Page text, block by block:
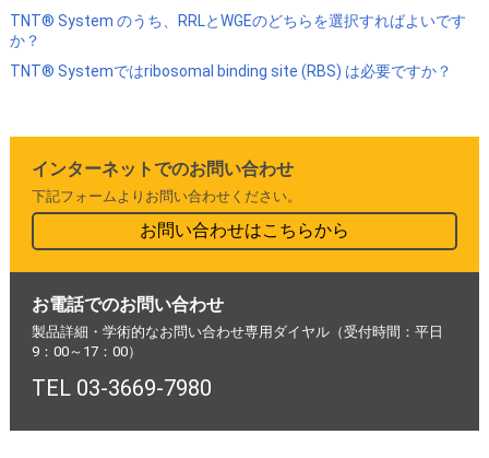
TNT® System のうち、RRLとWGEのどちらを選択すればよいです
か？
TNT® Systemではribosomal binding site (RBS) は必要ですか？
インターネットでのお問い合わせ
下記フォームよりお問い合わせください。
お問い合わせはこちらから
お電話でのお問い合わせ
製品詳細・学術的なお問い合わせ専用ダイヤル（受付時間：平日
9：00～17：00）
TEL 03-3669-7980